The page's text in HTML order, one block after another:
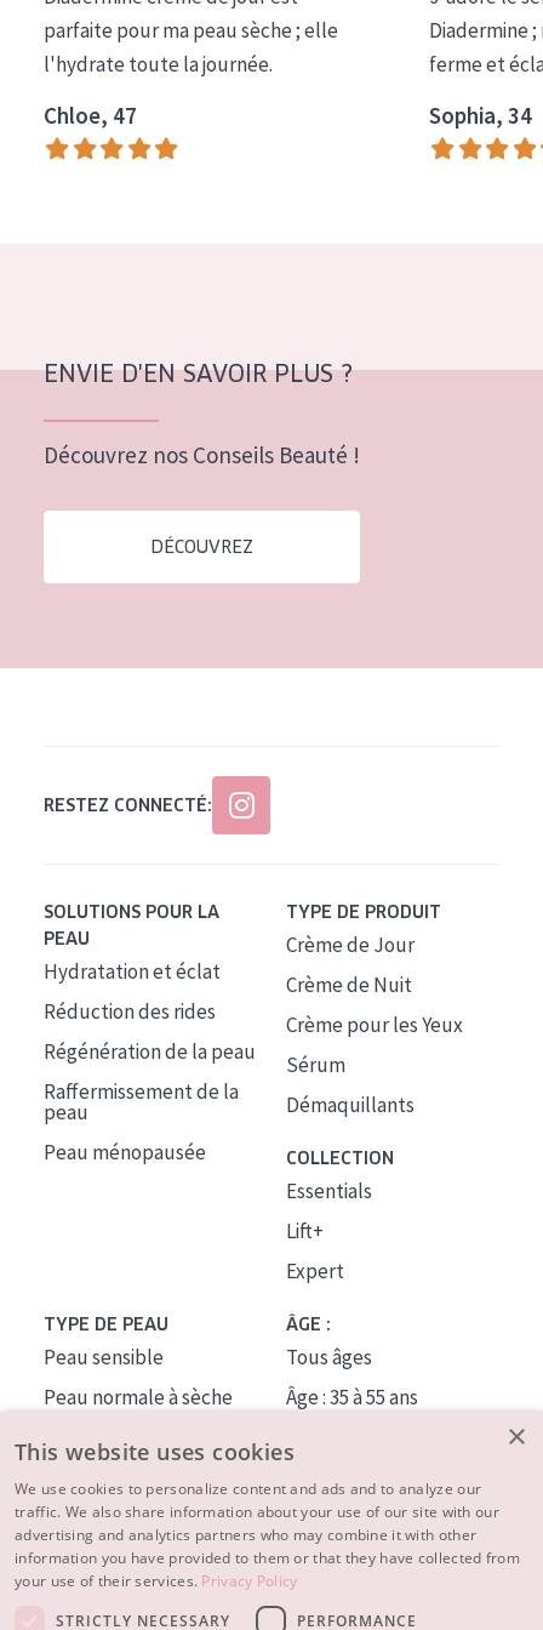
COLLECTION
Essentials
Lift+
Expert
Peau mixte ou grasse
Peau ménopausée
Âge : 55+
parfaite pour ma peau sèche ; elle
l'hydrate toute la journée.
Chloe, 47
Diadermine
ferme et
Sophia, 34
ENVIE D'EN SAVOIR PLUS ?
Découvrez nos Conseils Beauté !
DÉCOUVREZ
RESTEZ CONNECTÉ:
SOLUTIONS POUR LA
PEAU
Hydratation et éclat
Réduction des rides
Régénération de la peau
Raffermissement de la
peau
Peau ménopausée
TYPE DE PRODUIT
Crème de Jour
Crème de Nuit
Crème pour les Yeux
Sérum
Démaquillants
COLLECTION
Essentials
Lift+
Expert
TYPE DE PEAU
Peau sensible
Peau normale à sèche
Peau mixte ou grasse
Peau mature
Peau ménopausée
ÂGE :
Tous âges
Âge : 35 à 55 ans
À PROPOS
CONSEILS BEAUTÉ
×
This website uses cookies
We use cookies to personalize content and ads and to analyze our
traffic. We also share information about your use of our site with our
advertising and analytics partners who may combine it with other
information you have provided to them or that they have collected from
your use of their services. Privacy Policy
STRICTLY NECESSARY
PERFORMANCE